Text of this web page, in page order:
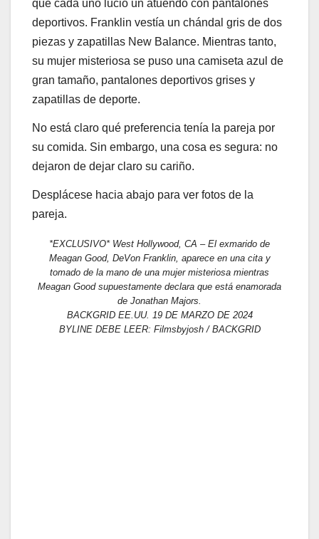
que cada uno lució un atuendo con pantalones
deportivos. Franklin vestía un chándal gris de dos
piezas y zapatillas New Balance. Mientras tanto,
su mujer misteriosa se puso una camiseta azul de
gran tamaño, pantalones deportivos grises y
zapatillas de deporte.
No está claro qué preferencia tenía la pareja por
su comida. Sin embargo, una cosa es segura: no
dejaron de dejar claro su cariño.
Desplácese hacia abajo para ver fotos de la
pareja.
*EXCLUSIVO* West Hollywood, CA – El exmarido de
Meagan Good, DeVon Franklin, aparece en una cita y
tomado de la mano de una mujer misteriosa mientras
Meagan Good supuestamente declara que está enamorada
de Jonathan Majors.
BACKGRID EE.UU. 19 DE MARZO DE 2024
BYLINE DEBE LEER: Filmsbyjosh / BACKGRID